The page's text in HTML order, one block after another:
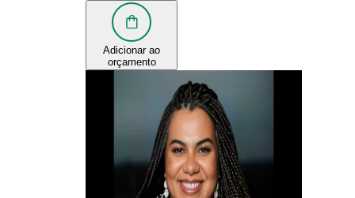
Adicionar ao
orçamento